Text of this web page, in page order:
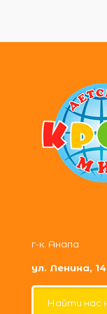
г-к. Анапа
ул. Ленина,
Найти нас